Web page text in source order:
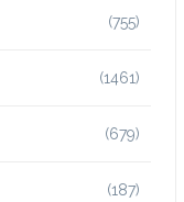
(755)
(1461)
(679)
(187)